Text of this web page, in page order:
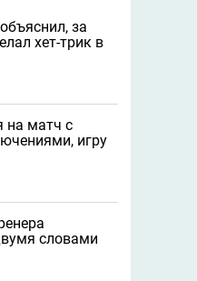
за
хет-трик в
на матч с
игру
словами